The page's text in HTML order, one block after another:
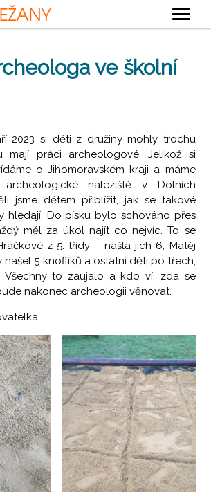
ZÁKLADNÍ ŠKOLA
ŠKOLNÍ JÍDELNA
KONTAKTY
ve školní
2023 si děti z družiny mohly trochu
mají práci archeologové. Jelikož si
o Jihomoravském kraji a máme
naleziště v Dolních
jsme dětem přiblížit, jak se takové
hledají. Do písku bylo schováno přes
měl za úkol najít co nejvíc. To se
z 5. třídy – našla jich 6, Matěj
našel 5 knoflíků a ostatní děti po třech,
Všechny to zaujalo a kdo ví, zda se
nakonec archeologii věnovat.